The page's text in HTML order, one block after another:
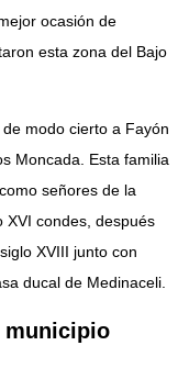
ocasión de
esta zona del Bajo
modo cierto a Fayón
Moncada. Esta familia
señores de la
XVI condes, después
XVIII junto con
ducal de Medinaceli.
municipio